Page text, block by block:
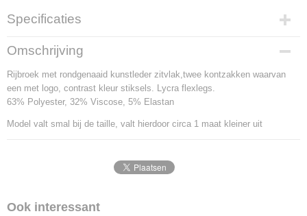
Specificaties
Productcode
773-3303
Omschrijving
Rijbroek met rondgenaaid kunstleder zitvlak,twee kontzakken waarvan
een met logo, contrast kleur stiksels. Lycra flexlegs.
63% Polyester, 32% Viscose, 5% Elastan
Model valt smal bij de taille, valt hierdoor circa 1 maat kleiner uit
Ook interessant